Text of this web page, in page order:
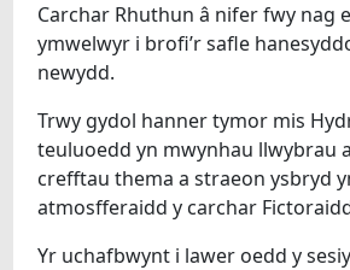
Carchar Rhuthun â nifer fwy nag
ymwelwyr i brofi’r safle
newydd.
Trwy gydol hanner tymor mis
teuluoedd yn mwynhau llwybrau
crefftau thema a straeon ysbryd
atmosfferaidd y carchar
Yr uchafbwynt i lawer oedd y